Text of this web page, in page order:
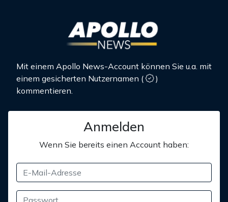
Mit einem Apollo News-Account können Sie u.a. mit
einem gesicherten Nutzernamen (
)
kommentieren.
Anmelden
Wenn Sie bereits einen Account haben: